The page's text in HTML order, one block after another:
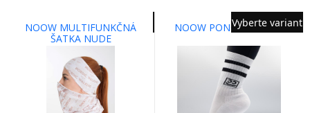
NOOW MULTIFUNKČNÁ
ŠATKA NUDE
NOOW PONOŽKY BIELE
Vyberte variant